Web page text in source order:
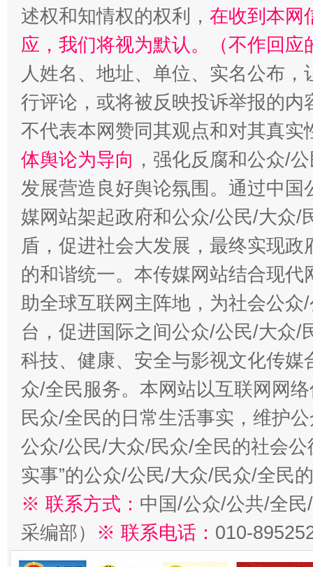
述权和知情权的权利， 在收到本网
应，我们将视为默认。（不作回应
人姓名、地址、单位、实名公布
行评论，或将被反映投诉举报的
不代表本网赞同其观点和对其真实
体舆论为导向 ，强化反腐和公众/
发展营造良好舆论氛围。通过中
媒网站架起政府和公众/公民/大众/
盾，促进社会大发展，最终实现
的和谐统一。本传媒网站结合现
助全球互联网主阵地，为社会公
台，促进国际之间公众/公民/大众/
科技、健康、安全与影视文化传
众/全民服务。本网站以互联网网
民众/全民的日常生活事实，维护
公众/公民/大众/民众/全民的社会公
实事”的公众/公民/大众/民众/全民
※ 联系方式： 中国/公众/公共/全
采编部） ※ 联系电话： 010-